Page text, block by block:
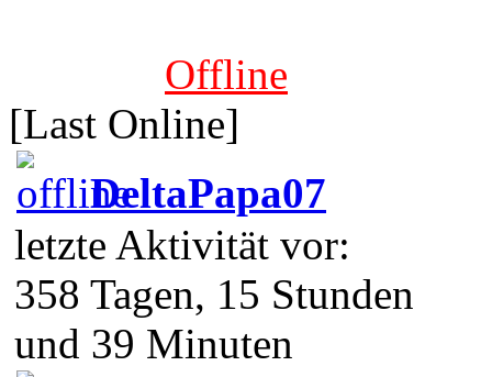
Offline
[Last Online]
DeltaPapa07
letzte Aktivität vor:
358 Tagen, 15 Stunden
und 39 Minuten